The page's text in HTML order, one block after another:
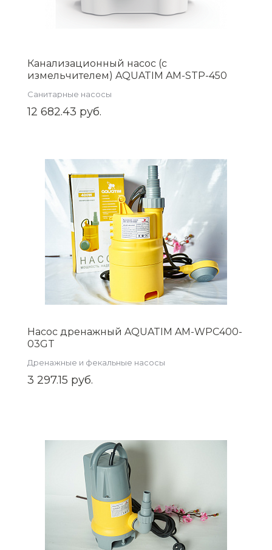
Канализационный насос (с
измельчителем) AQUATIM AM-STP-450
Санитарные насосы
12 682.43 руб.
Насос дренажный AQUATIM AM-WPC400-
03GT
Дренажные и фекальные насосы
3 297.15 руб.